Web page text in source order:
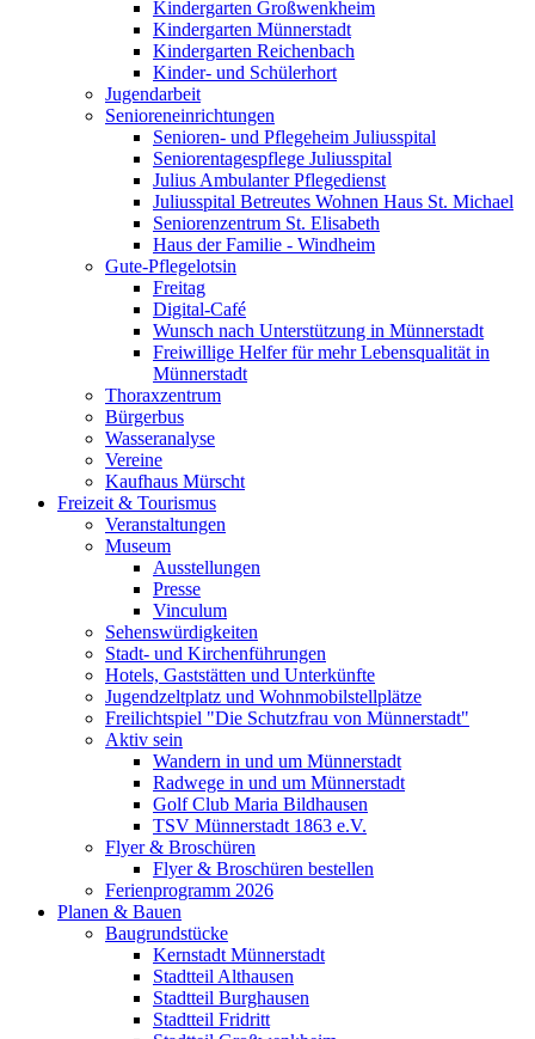
Kindergarten Großwenkheim
Kindergarten Münnerstadt
Kindergarten Reichenbach
Kinder- und Schülerhort
Jugendarbeit
Senioreneinrichtungen
Senioren- und Pflegeheim Juliusspital
Seniorentagespflege Juliusspital
Julius Ambulanter Pflegedienst
Juliusspital Betreutes Wohnen Haus St. Michael
Seniorenzentrum St. Elisabeth
Haus der Familie - Windheim
Gute-Pflegelotsin
Freitag
Digital-Café
Wunsch nach Unterstützung in Münnerstadt
Freiwillige Helfer für mehr Lebensqualität in
Münnerstadt
Thoraxzentrum
Bürgerbus
Wasseranalyse
Vereine
Kaufhaus Mürscht
Freizeit & Tourismus
Veranstaltungen
Museum
Ausstellungen
Presse
Vinculum
Sehenswürdigkeiten
Stadt- und Kirchenführungen
Hotels, Gaststätten und Unterkünfte
Jugendzeltplatz und Wohnmobilstellplätze
Freilichtspiel "Die Schutzfrau von Münnerstadt"
Aktiv sein
Wandern in und um Münnerstadt
Radwege in und um Münnerstadt
Golf Club Maria Bildhausen
TSV Münnerstadt 1863 e.V.
Flyer & Broschüren
Flyer & Broschüren bestellen
Ferienprogramm 2026
Planen & Bauen
Baugrundstücke
Kernstadt Münnerstadt
Stadtteil Althausen
Stadtteil Burghausen
Stadtteil Fridritt